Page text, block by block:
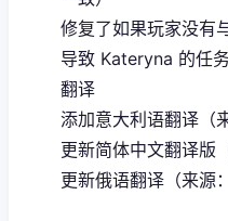
修复了如果玩家没有
导致 Kateryna 的任
翻译
添加意大利语翻译（
更新简体中文翻译版
更新俄语翻译（来源